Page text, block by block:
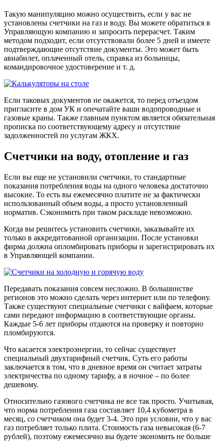
Такую манипуляцию можно осуществить, если у вас не
установлены счетчики на газ и воду. Вы можете обратиться в
Управляющую компанию и запросить перерасчет. Таким
методом подходит, если отсутствовали более 5 дней и имеете
подтверждающие отсутствие документы. Это может быть
авиабилет, оплаченный отель, справка из больницы,
командировочное удостоверение и т. д.
Если таковых документов не окажется, то перед отъездом
пригласите в дом УК и опечатайте ваши водопроводные и
газовые краны. Также главным пунктом является обязательная
прописка по соответствующему адресу и отсутствие
задолженностей по услугам ЖКХ.
Счетчики на воду, отопление и газ
Если вы еще не установили счетчики, то стандартные
показания потребления воды на одного человека достаточно
высокие. То есть вы ежемесячно платите не за фактически
использованный объем воды, а просто установленный
норматив. Сэкономить при таком раскладе невозможно.
Когда вы решитесь установить счетчики, заказывайте их
только в аккредитованной организации. После установки
фирма должна опломбировать приборы и зарегистрировать их
в Управляющей компании.
Передавать показания совсем несложно. В большинстве
регионов это можно сделать через интернет или по телефону.
Также существуют специальные счетчики с вайфаем, которые
сами передают информацию в соответствующие органы.
Каждые 5-6 лет приборы отдаются на проверку и повторно
пломбируются.
Что касается электроэнергии, то сейчас существует
специальный двухтарифный счетчик. Суть его работы
заключается в том, что в дневное время он считает затраты
электричества по одному тарифу, а в ночное – по более
дешевому.
Относительно газового счетчика не все так просто. Учитывая,
что норма потребления газа составляет 10,4 кубометра в
месяц, со счетчиком она будет 3-4. Это при условии, что у вас
газ потребляет только плита. Стоимость газа невысокая (6-7
рублей), поэтому ежемесячно вы будете экономить не больше